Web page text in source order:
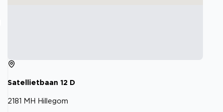
Satellietbaan 12 D
2181 MH Hillegom